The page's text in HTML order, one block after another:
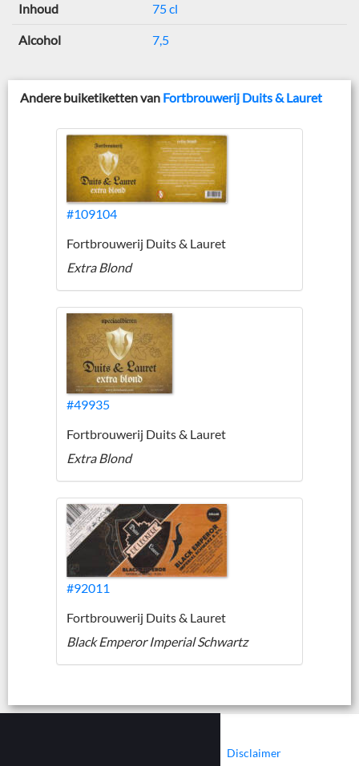
Inhoud 75 cl
Alcohol 7,5
Andere buiketiketten van Fortbrouwerij Duits & Lauret
#109104
Fortbrouwerij Duits & Lauret
Extra Blond
#49935
Fortbrouwerij Duits & Lauret
Extra Blond
#92011
Fortbrouwerij Duits & Lauret
Black Emperor Imperial Schwartz
Disclaimer